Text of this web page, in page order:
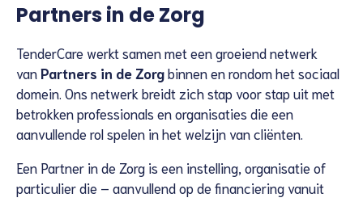
Partners in de Zorg
TenderCare werkt samen met een groeiend netwerk
vanPartners in de Zorgbinnen en rondom het sociaal
domein. Ons netwerk breidt zich stap voor stap uit met
betrokken professionals en organisaties die een
aanvullende rol spelen in het welzijn van cliënten.
Een Partner in de Zorg is een instelling, organisatie of
particulier die – aanvullend op de financiering vanuit